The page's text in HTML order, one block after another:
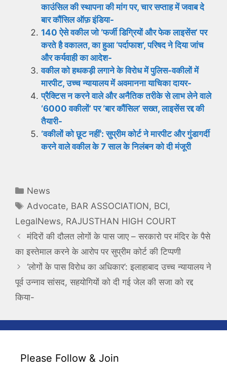
काउंसिल की स्थापना की मांग पर, चार सप्ताह में जवाब दे
बार कौंसिल ऑफ़ इंडिया-
140 ऐसे वकील जो ‘फर्जी डिग्रियों और फेक लाइसेंस’ पर
करते है वकालत, का हुआ ‘पर्दाफाश’, परिषद ने दिया जांच
और कर्यवाही का आदेश-
वकील को हथकड़ी लगाने के विरोध में पुलिस-वकीलों में
मारपीट, उच्च न्यायालय में अवमानना ​​याचिका दायर-
प्रैक्टिस न करने वाले और अनैतिक तरीके से लाभ लेने वाले
‘6000 वकीलों’ पर ‘बार कौंसिल’ सख्त, लाइसेंस रद्द की
तैयारी-
‘वकीलों को छूट नहीं’: सुप्रीम कोर्ट ने मारपीट और गुंडागर्दी
करने वाले वकील के 7 साल के निलंबन को दी मंजूरी
Categories
News
Tags
Advocate, BAR ASSOCIATION, BCI,
LegalNews, RAJUSTHAN HIGH COURT
मंदिरों की दौलत लोगों के पास जाए – सरकारो पर मंदिर के पैसे
का इस्तेमाल करने के आरोप पर सुप्रीम कोर्ट की टिप्पणी
‘लोगों के पास विरोध का अधिकार’: इलाहाबाद उच्च न्यायालय ने
पूर्व उन्नाव सांसद, सहयोगियों को दी गई जेल की सजा को रद्द
किया-
Please Follow & Join